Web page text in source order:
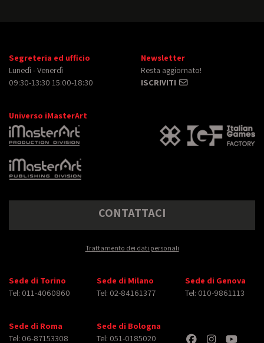
Segreteria ed ufficio
Lunedì - Venerdì
09:30-13:30 15:00-18:30
Newsletter
Resta aggiornato!
ISCRIVITI
Universo iMasterArt
CONTATTACI
Trattamento dei dati personali
Sede di Torino
Tel: 011-4060860
Sede di Milano
Tel: 02-84161377
Sede di Genova
Tel: 010-9861113
Sede di Roma
Tel: 06-87153308
Sede di Bologna
Tel: 051-0185020